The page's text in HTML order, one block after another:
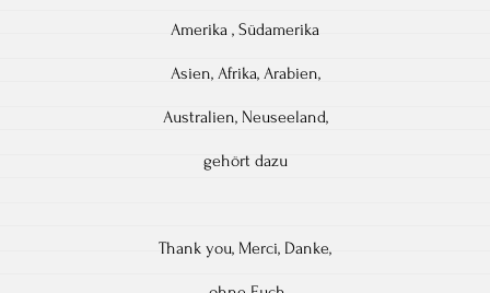
Amerika , Südamerika
Asien, Afrika, Arabien,
Australien, Neuseeland,
gehört dazu
Thank you, Merci, Danke,